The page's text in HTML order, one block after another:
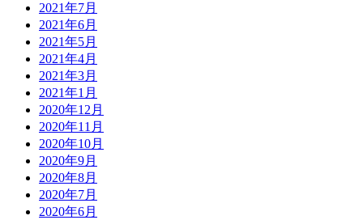
2021年7月
2021年6月
2021年5月
2021年4月
2021年3月
2021年1月
2020年12月
2020年11月
2020年10月
2020年9月
2020年8月
2020年7月
2020年6月